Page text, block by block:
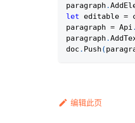
paragraph .
let editable =
paragraph = Api .
paragraph .
doc . Push (
编辑此页